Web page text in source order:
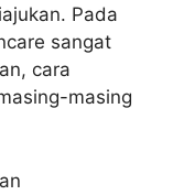
Pada
sangat
cara
masing